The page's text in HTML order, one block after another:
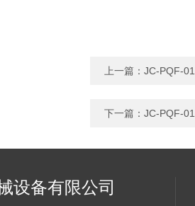
上一篇： JC-PQF-
下一篇： JC-PQF-
设备有限公司